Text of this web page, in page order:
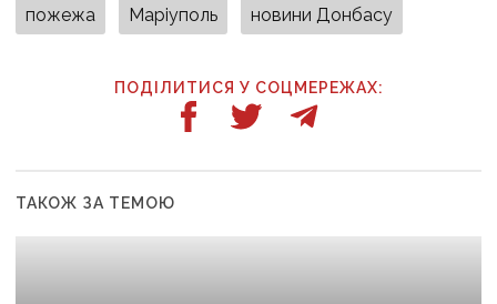
пожежа Маріуполь новини Донбасу
ПОДІЛИТИСЯ У СОЦМЕРЕЖАХ:
ТАКОЖ ЗА ТЕМОЮ